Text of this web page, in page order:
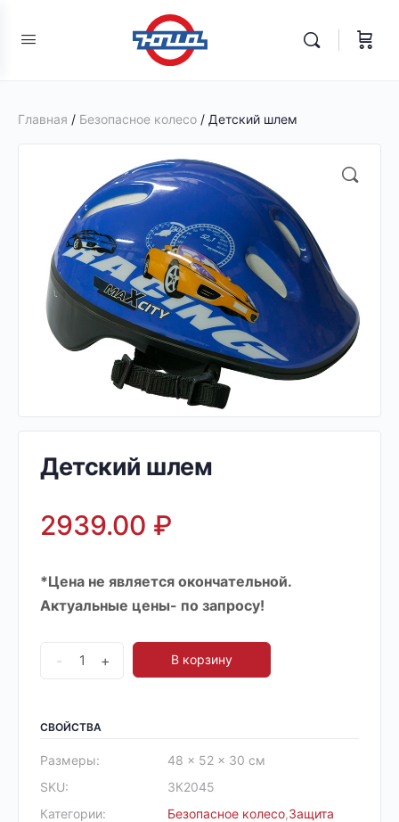
Главная / Безопасное колесо / Детский шлем
Детский шлем
2939.00 ₽
*Цена не является окончательной.
Актуальные цены- по запросу!
- + В корзину
СВОЙСТВА
Размеры:
48 × 52 × 30 см
SKU:
ЗК2045
Категории:
Безопасное колесо,Защита